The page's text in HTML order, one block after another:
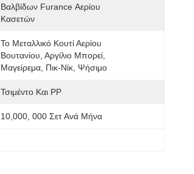
Βαλβίδων Furance Αερίου
Κασετών
Το Μεταλλικό Κουτί Αερίου
Βουτανίου, Αργίλιο Μπορεί,
Μαγείρεμα, Πικ-Νίκ, Ψήσιμο
Τσιμέντο Και PP
10,000, 000 Σετ Ανά Μήνα